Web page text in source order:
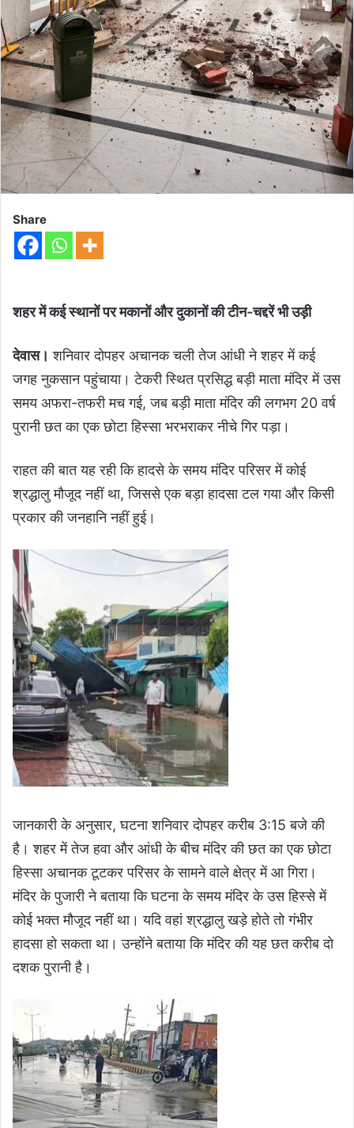
Share
शहर में कई स्थानों पर मकानों और दुकानों की टीन-चद्दरें भी उड़ी
देवास। शनिवार दोपहर अचानक चली तेज आंधी ने शहर में कई
जगह नुकसान पहुंचाया। टेकरी स्थित प्रसिद्ध बड़ी माता मंदिर में उस
समय अफरा-तफरी मच गई, जब बड़ी माता मंदिर की लगभग 20 वर्ष
पुरानी छत का एक छोटा हिस्सा भरभराकर नीचे गिर पड़ा।
राहत की बात यह रही कि हादसे के समय मंदिर परिसर में कोई
श्रद्धालु मौजूद नहीं था, जिससे एक बड़ा हादसा टल गया और किसी
प्रकार की जनहानि नहीं हुई।
जानकारी के अनुसार, घटना शनिवार दोपहर करीब 3:15 बजे की
है। शहर में तेज हवा और आंधी के बीच मंदिर की छत का एक छोटा
हिस्सा अचानक टूटकर परिसर के सामने वाले क्षेत्र में आ गिरा।
मंदिर के पुजारी ने बताया कि घटना के समय मंदिर के उस हिस्से में
कोई भक्त मौजूद नहीं था। यदि वहां श्रद्धालु खड़े होते तो गंभीर
हादसा हो सकता था। उन्होंने बताया कि मंदिर की यह छत करीब दो
दशक पुरानी है।